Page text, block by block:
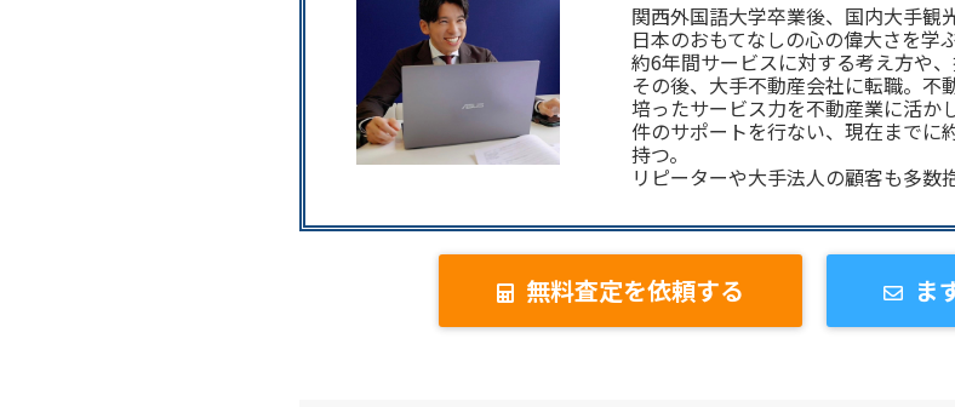
関西外国語大学卒業後、国内大手観
日本のおもてなしの心の偉大さを学ぶ
約6年間サービスに対する考え方や、
その後、大手不動産会社に転職。不
培ったサービス力を不動産業に活か
件のサポートを行ない、現在までに
持つ。
リピーターや大手法人の顧客も多数
無料査定を依頼する ま